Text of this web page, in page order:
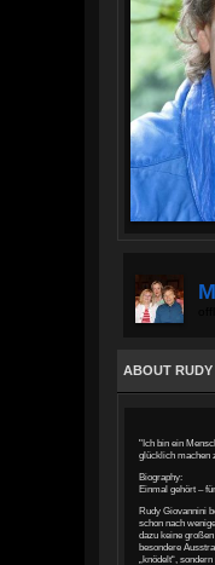
ABOUT
"Ich bin ein
glücklich machen
Biography:
Einmal gehört –
Rudy Giovannini
schon nach
dazu keine
besondere
„knödelt“,